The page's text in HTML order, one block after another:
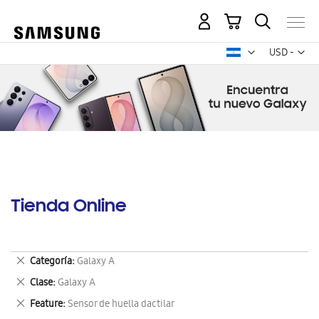
USD -
dólar
Mi carrito
Tienda Online
Categoría Galaxy A
Eliminar
este
artículo
Clase Galaxy A
Eliminar
este
artículo
Feature Sensor de huella dactilar
Eliminar